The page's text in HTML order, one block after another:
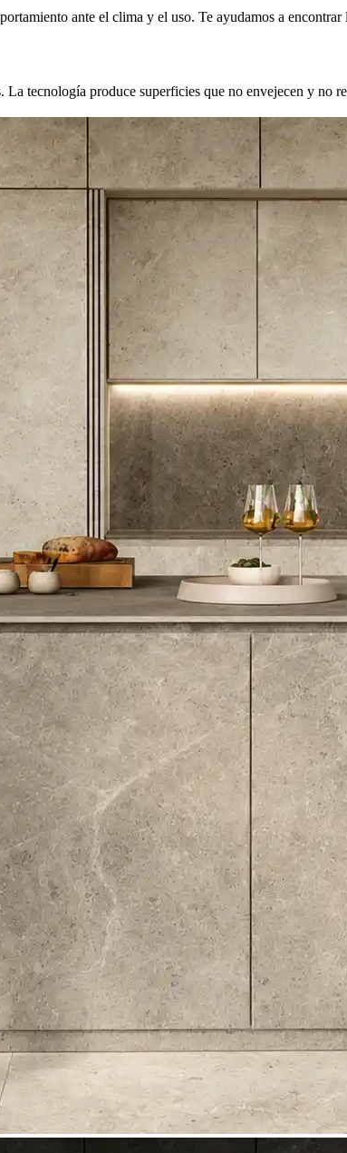
ante el clima y el uso. Te ayudamos a
tecnología produce superficies que no envejecen y no